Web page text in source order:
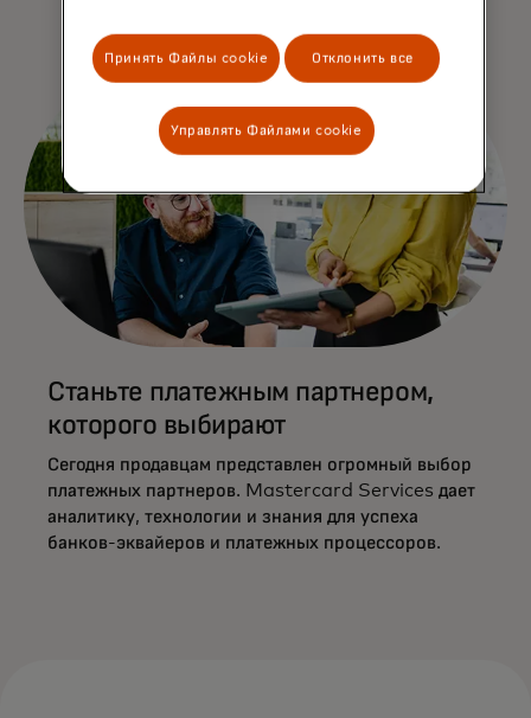
Станьте платежным партнером,
которого выбирают
Сегодня продавцам представлен огромный выбор
платежных партнеров. Mastercard Services дает
аналитику, технологии и знания для успеха
банков-эквайеров и платежных процессоров.
Принять Файлы cookie Отклонить все
Управлять Файлами cookie